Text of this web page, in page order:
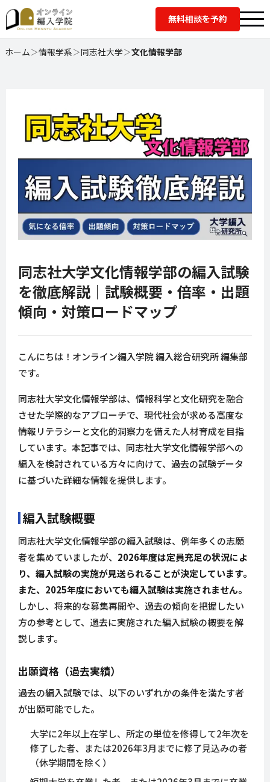
無料相談を予約
ホーム＞情報学系＞同志社大学＞文化情報学部
同志社大学文化情報学部の編入試験
を徹底解説｜試験概要・倍率・出題
傾向・対策ロードマップ
こんにちは！オンライン編入学院 編入総合研究所 編集部
です。
同志社大学文化情報学部は、情報科学と文化研究を融合
させた学際的なアプローチで、現代社会が求める高度な
情報リテラシーと文化的洞察力を備えた人材育成を目指
しています。本記事では、同志社大学文化情報学部への
編入を検討されている方々に向けて、過去の試験データ
に基づいた詳細な情報を提供します。
編入試験概要
同志社大学文化情報学部の編入試験は、例年多くの志願
者を集めていましたが、 2026年度は定員充足の状況によ
り、編入試験の実施が見送られることが決定しています。
また、2025年度においても編入試験は実施されません。
しかし、将来的な募集再開や、過去の傾向を把握したい
方の参考として、過去に実施された編入試験の概要を解
説します。
出願資格（過去実績）
過去の編入試験では、以下のいずれかの条件を満たす者
が出願可能でした。
大学に2年以上在学し、所定の単位を修得して2年次を
修了した者、または2026年3月までに修了見込みの者
（休学期間を除く）